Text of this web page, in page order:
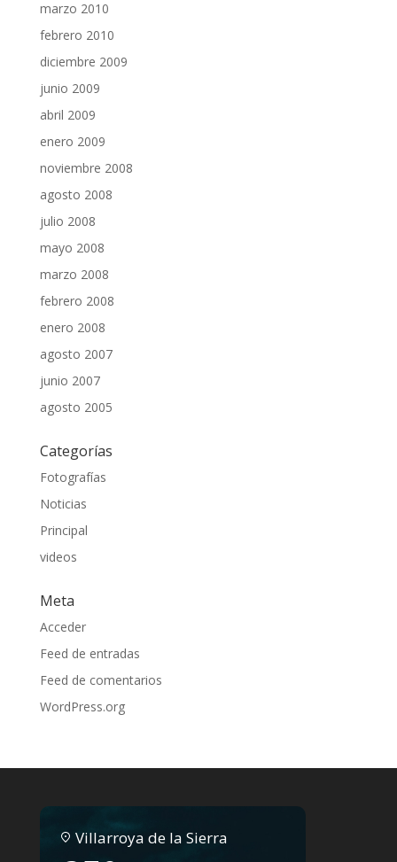
marzo 2010
febrero 2010
diciembre 2009
junio 2009
abril 2009
enero 2009
noviembre 2008
agosto 2008
julio 2008
mayo 2008
marzo 2008
febrero 2008
enero 2008
agosto 2007
junio 2007
agosto 2005
Categorías
Fotografías
Noticias
Principal
videos
Meta
Acceder
Feed de entradas
Feed de comentarios
WordPress.org
Villarroya de la Sierra